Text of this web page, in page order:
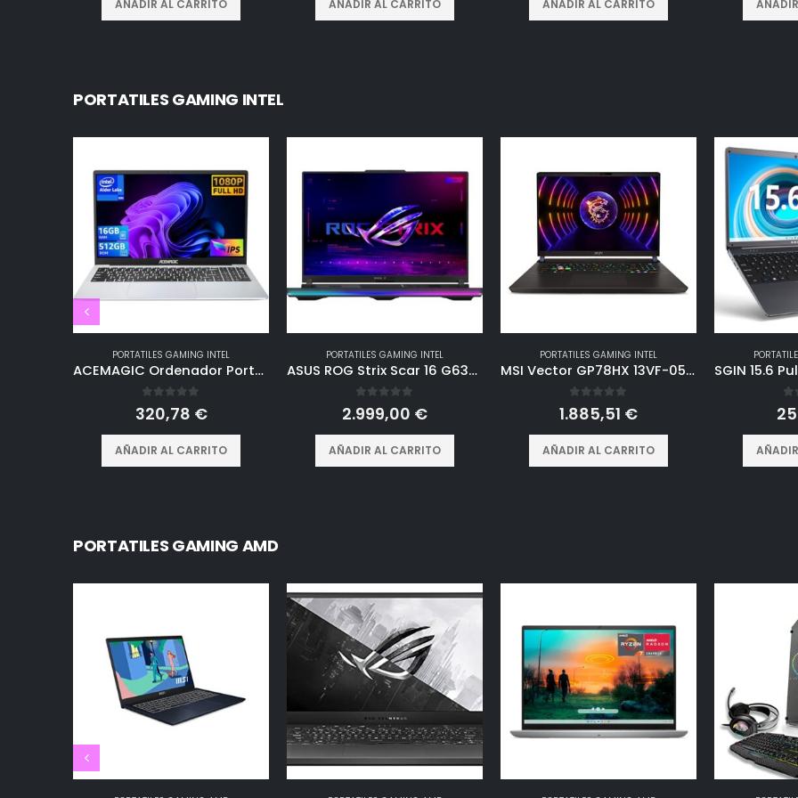
AÑADIR AL CARRITO AÑADIR AL CARRITO AÑADIR AL CARRITO
PORTATILES GAMING INTEL
PORTATILES GAMING INTEL
ACEMAGIC Ordenador Portátil 15,6 Pulgadas,16 GB de RAM y 512 GB de SSD,PC Portátil FHD 1920X1080,Procesador Intel Quad-Core 12th N95(hasta 3.4 GHz),BT5.0,WiFi 2.4G/5G,USB 3.2 y Tipo C (AX15-Argento)
0out of 5
320,78 €
AÑADIR AL CARRITO
PORTATILES GAMING INTEL
ASUS ROG Strix Scar 16 G634JZ – Ordenador Portátil 16″ WQXGA 240Hz (Intel Core i9-13980HX, 32GB RAM, 2TB SSD, NVIDIA RTX 4080-12GB, Windows 11 Home) Color Negro – Teclado QWERTY español
0out of 5
2.999,00 €
AÑADIR AL CARRITO
PORTATILES GAMING INTEL
MSI Vector GP78HX 13VF-052XES – Ordenador portátil Gaming 17″ 16:10 QHD+, 240Hz (Raptor Lake i7-13700HX, 32GB RAM, 1TB SSD, RTX 4060-8GB, Free Dos) Cosmos Gray, Teclado RGB por tecla + num
0out of 5
1.885,51 €
AÑADIR AL CARRITO
0
PORTATILES GAMING AMD